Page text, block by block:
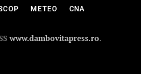
METEO CNA
www.dambovitapress.ro.